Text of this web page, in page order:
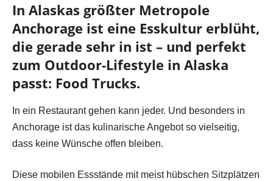
In Alaskas größter Metropole
Anchorage ist eine Esskultur erblüht,
die gerade sehr in ist – und perfekt
zum Outdoor-Lifestyle in Alaska
passt: Food Trucks.
In ein Restaurant gehen kann jeder. Und besonders in
Anchorage ist das kulinarische Angebot so vielseitig,
dass keine Wünsche offen bleiben.
Diese mobilen Essstände mit meist hübschen Sitzplätzen